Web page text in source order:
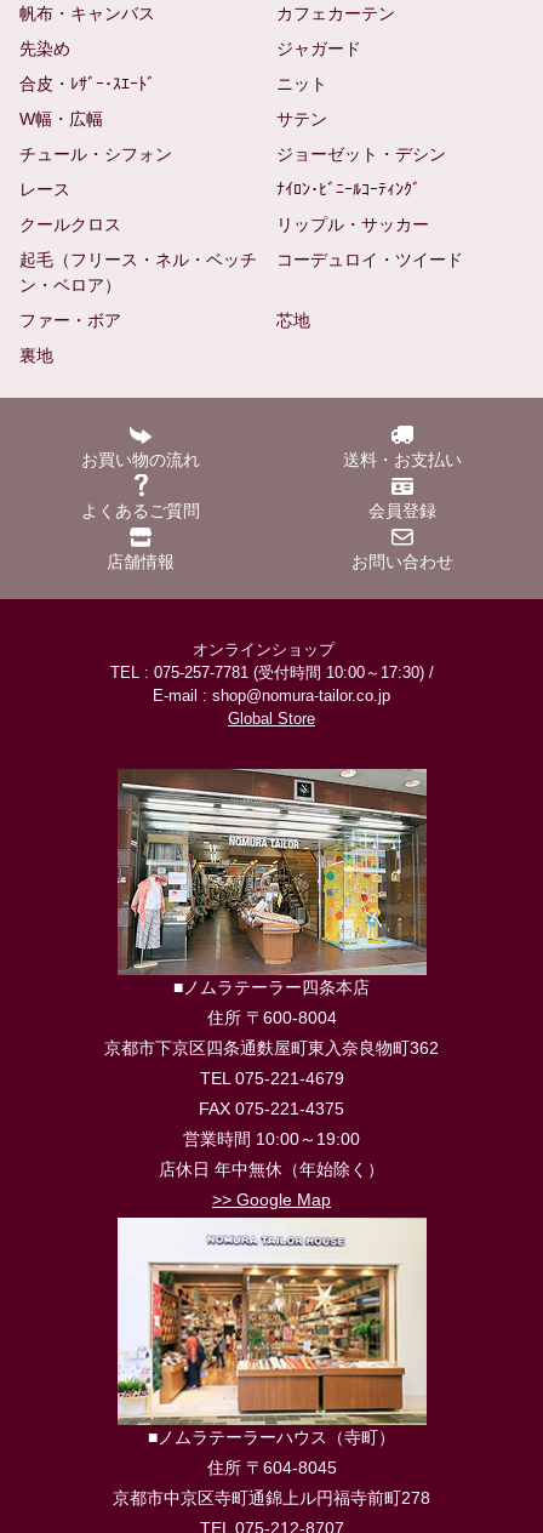
帆布・キャンバス
カフェカーテン
先染め
ジャガード
合皮・ﾚｻﾞｰ･ｽｴｰﾄﾞ
ニット
W幅・広幅
サテン
チュール・シフォン
ジョーゼット・デシン
レース
ﾅｲﾛﾝ･ﾋﾞﾆｰﾙｺｰﾃｨﾝｸﾞ
クールクロス
リップル・サッカー
起毛（フリース・ネル・ベッチ
ン・ベロア）
コーデュロイ・ツイード
ファー・ボア
芯地
裏地
お買い物の流れ 送料・お支払い
よくあるご質問 会員登録
店舗情報 お問い合わせ
オンラインショップ
TEL : 075-257-7781 (受付時間 10:00～17:30) /
E-mail : shop@nomura-tailor.co.jp
Global Store
■ノムラテーラー四条本店
住所 〒600-8004
京都市下京区四条通麩屋町東入奈良物町362
TEL 075-221-4679
FAX 075-221-4375
営業時間 10:00～19:00
店休日 年中無休（年始除く）
>> Google Map
■ノムラテーラーハウス（寺町）
住所 〒604-8045
京都市中京区寺町通錦上ル円福寺前町278
TEL 075-212-8707